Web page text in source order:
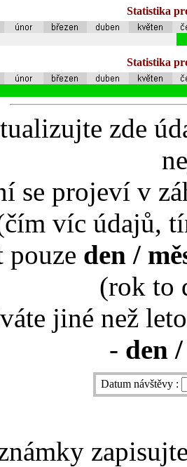
Statistika
Statistika
zde
se projeví v
víc údajů,
pouze den /
(rok to
jiné než
- den
Datum návštěvy :